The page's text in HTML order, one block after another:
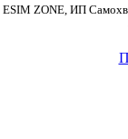
ESIM ZONE, ИП